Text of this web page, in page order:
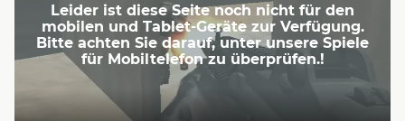
Leider ist diese Seite noch nicht für den
mobilen und Tablet-Geräte zur Verfügung.
Bitte achten Sie darauf, unter unsere Spiele
für Mobiltelefon zu überprüfen.!